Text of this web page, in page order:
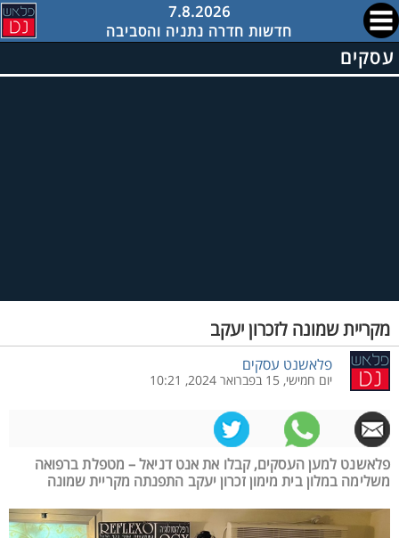
7.8.2026
חדשות חדרה נתניה והסביבה
עסקים
מקריית שמונה לזכרון יעקב
פלאשנט עסקים
יום חמישי, 15 בפברואר 2024, 10:21
פלאשנט למען העסקים, קבלו את אנט דניאל – מטפלת ברפואה
משלימה במלון בית מימון זכרון יעקב התפנתה מקריית שמונה